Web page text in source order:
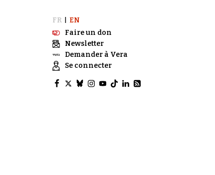
FR
EN
Faire un don
Newsletter
Demander à Vera
Se connecter